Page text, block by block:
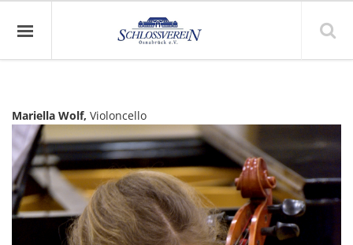
Mariella Wolf, Violoncello